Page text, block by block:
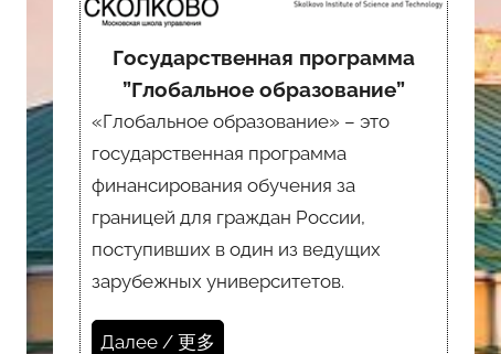
Государственная программа
”Глобальное образование”
«Глобальное образование» – это
государственная программа
финансирования обучения за
границей для граждан России,
поступивших в один из ведущих
зарубежных университетов.
Далее / 更多